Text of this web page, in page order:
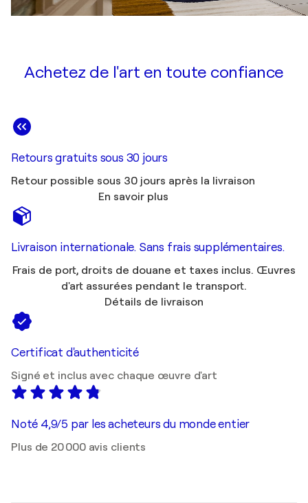
Achetez de l'art en toute confiance
Retours gratuits sous 30 jours
Retour possible sous 30 jours après la livraison
En savoir plus
Livraison internationale. Sans frais supplémentaires.
Frais de port, droits de douane et taxes inclus. Œuvres
d'art assurées pendant le transport.
Détails de livraison
Certificat d'authenticité
Signé et inclus avec chaque œuvre d'art
Noté 4,9/5 par les acheteurs du monde entier
Plus de 20 000 avis clients